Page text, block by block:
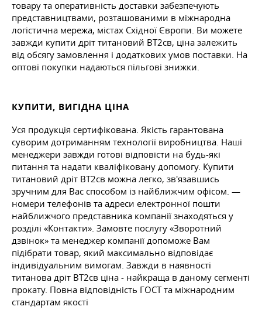
товару та оперативність доставки забезпечують
представництвами, розташованими в міжнародна
логістична мережа, містах Східної Європи. Ви можете
завжди купити дріт титановий ВТ2св, ціна залежить
від обсягу замовлення і додаткових умов поставки. На
оптові покупки надаються пільгові знижки.
КУПИТИ, ВИГІДНА ЦІНА
Уся продукція сертифікована. Якість гарантована
суворим дотриманням технології виробництва. Наші
менеджери завжди готові відповісти на будь-які
питання та надати кваліфіковану допомогу. Купити
титановий дріт ВТ2св можна легко, зв'язавшись
зручним для Вас способом із найближчим офісом. —
номери телефонів та адреси електронної пошти
найближчого представника компанії знаходяться у
розділі «Контакти». Замовте послугу «Зворотний
дзвінок» та менеджер компанії допоможе Вам
підібрати товар, який максимально відповідає
індивідуальним вимогам. Завжди в наявності
титанова дріт ВТ2св ціна - найкраща в даному сегменті
прокату. Повна відповідність ГОСТ та міжнародним
стандартам якості